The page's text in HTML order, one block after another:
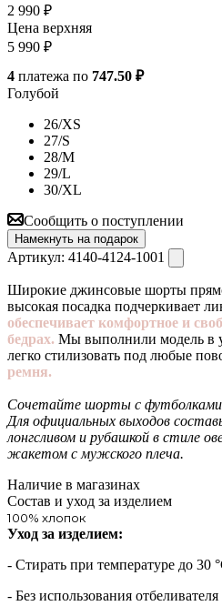
2 990 ₽
Цена верхняя
5 990 ₽
4 платежа по 747.50 ₽
Голубой
26/XS
27/S
28/M
29/L
30/XL
Сообщить о поступлении
Намекнуть на подарок
Артикул: 4140-4124-1001
Широкие джинсовые шорты
высокая посадка подчеркивает
обеспечивает комфортное и
бедрах. Мы выполнили модель в
легко стилизовать под любые
ремня.
Сочетайте шорты с
Для официальных выходов
лонгсливом и рубашкой в стиле
жакетом с мужского плеча.
Наличие в магазинах
Состав и уход за изделием
100% хлопок
Уход за изделием:
- Стирать при температуре до 30
- Без использования отбеливателя